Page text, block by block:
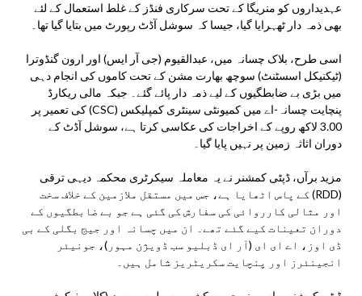
عہدیداروں کو منریگا کے تحت سرکاری فنڈز کے غلط استعمال کے لئے
بھی ذمہ دار ٹھہرایا گیا، جیسا کہ سوشل آڈٹ رپورٹ میں بتایا گیا تھا۔
اسی طرح، بلاک چسانہ میں، عبدالقیوم (جی آر ایس) اور ارون گنڈوترا
(ٹیکنیکل اسسٹنٹ) سوچھ بھارت مشن کے تحت کاموں کی انجام دہی
میں بڑی بے ضابطگیوں کے لیے ذمہ دار پائے گئے۔ جبکہ مالی ریکارڈ
پنچایت چسانہ-اے میں کمیونٹی سینٹری کمپلیکس (CSC) کی تعمیر پر
3.00 لاکھ روپے کے اخراجات کی عکاسی کرتا ہے، سوشل آڈٹ کے
دوران اثاثہ زمین پر نہیں پایا گیا۔
مزید برآں، ڈپٹی کمشنر نے یہ معاملہ سیکرٹری محکمہ دیہی ترقی
(RDD) کے پاس اٹھایا ہے، جس میں مستقل ملازمین کے خلاف سخت
اور مثالی کارروائی کی سفارش کی گئی ہے جو بے ضابطگیوں کے
دوران تعینات کیے گئے تھے۔ ان میں چسانہ اور جیج بگلی کے بی
ڈی اوز، اے ای ای (آر ای ڈبلیو سب ڈویژن مہور)، جونیئر
انجینئرز اور پنچایت سکریٹریز شامل ہیں۔